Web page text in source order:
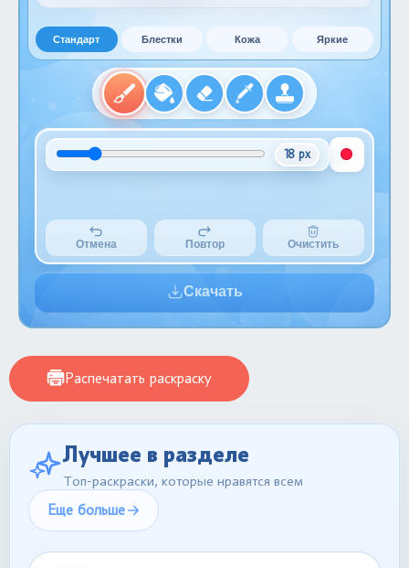
Стандарт Блестки Кожа Яркие
18 px
Отмена Повтор Очистить
Скачать
Распечатать раскраску
Лучшее в разделе
Топ-раскраски, которые нравятся всем
Еще больше